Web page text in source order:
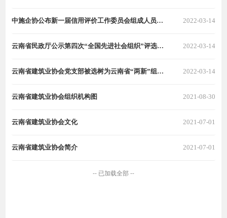
中施企协公布新一届信用评价工作委员会组成人员名单 云南省建筑业协会会长吴明燕入选 2022-03-14
云南省民政厅公示第四次“全国先进社会组织”评选表彰推荐对象候选名单 2022-03-14
云南省建筑业协会党支部被选树为云南省“两新”组织“党建强、发展强”示范党组织 2022-03-14
云南省建筑业协会组织机构图 2021-08-30
云南省建筑业协会文化 2021-07-01
云南省建筑业协会简介 2021-07-01
-- 已加载全部 --